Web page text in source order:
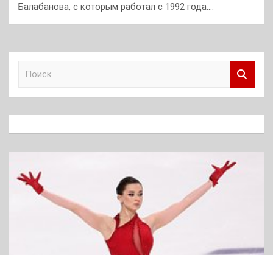
Балабанова, с которым работал с 1992 года.…
к